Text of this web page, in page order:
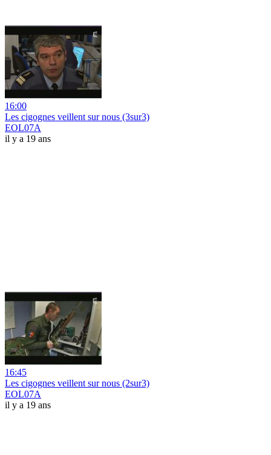
16:00
Les cigognes veillent sur nous (3sur3)
EOL07A
il y a 19 ans
16:45
Les cigognes veillent sur nous (2sur3)
EOL07A
il y a 19 ans